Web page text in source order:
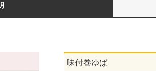
味付巻ゆば